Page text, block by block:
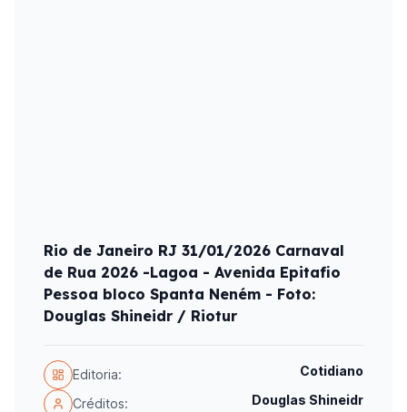
Rio de Janeiro RJ 31/01/2026 Carnaval
de Rua 2026 -Lagoa - Avenida Epitafio
Pessoa bloco Spanta Neném - Foto:
Douglas Shineidr / Riotur
Editoria: Cotidiano
Créditos:
Douglas Shineidr